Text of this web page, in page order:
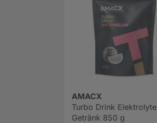
AMACX
Turbo Drink Elektrolyte
Getränk 850 g